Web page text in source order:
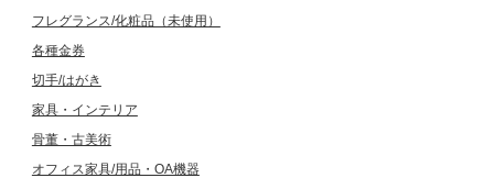
フレグランス/化粧品（未使用）
各種金券
切手/はがき
家具・インテリア
骨董・古美術
オフィス家具/用品・OA機器